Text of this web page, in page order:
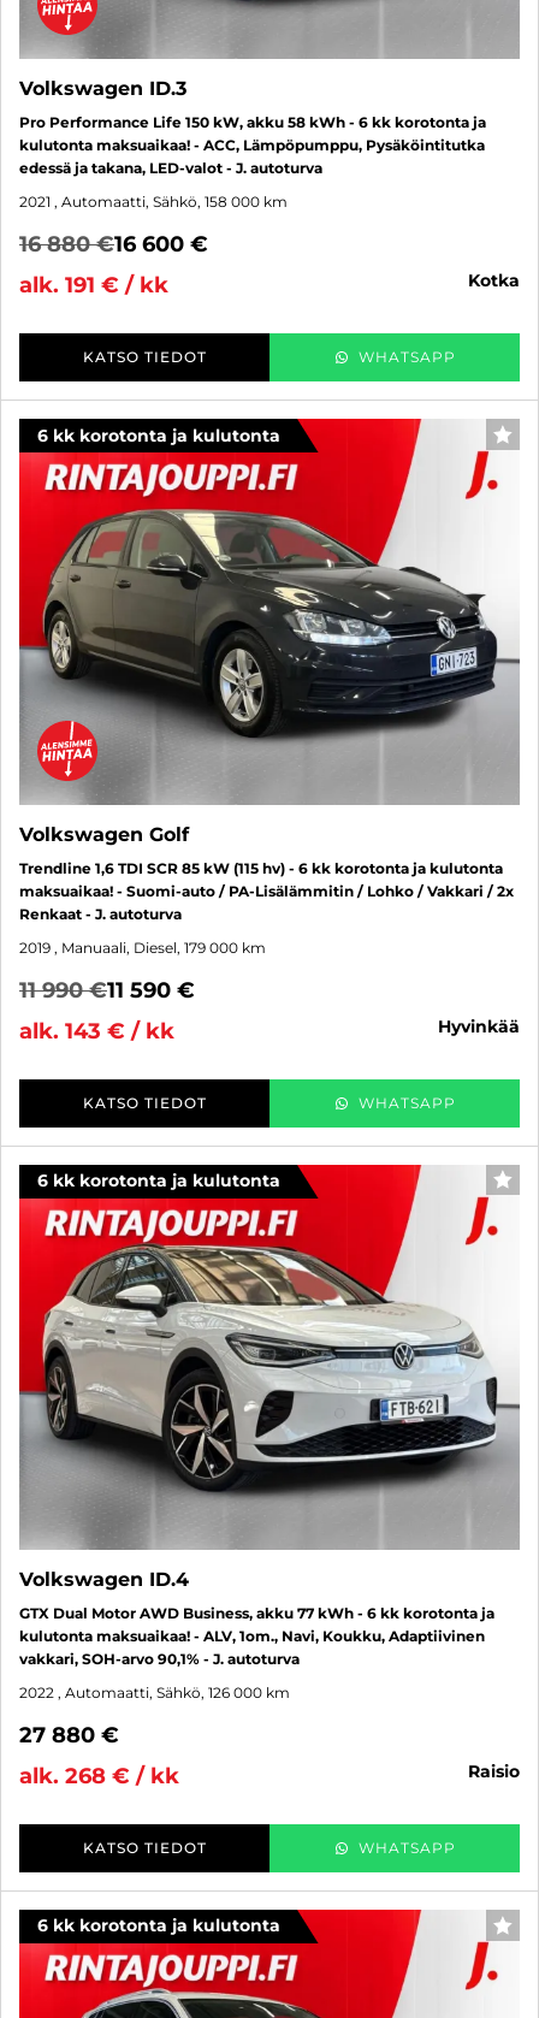
Volkswagen ID.3
Pro Performance Life 150 kW, akku 58 kWh - 6 kk korotonta ja
kulutonta maksuaikaa! - ACC, Lämpöpumppu, Pysäköintitutka
edessä ja takana, LED-valot - J. autoturva
2021 , Automaatti, Sähkö, 158 000 km
16 880 €16 600 €
alk. 191 € / kk
kotka
KATSO TIEDOT WHATSAPP
6 kk korotonta ja kulutonta
Volkswagen Golf
Trendline 1,6 TDI SCR 85 kW (115 hv) - 6 kk korotonta ja kulutonta
maksuaikaa! - Suomi-auto / PA-Lisälämmitin / Lohko / Vakkari / 2x
Renkaat - J. autoturva
2019 , Manuaali, Diesel, 179 000 km
11 990 €11 590 €
alk. 143 € / kk
hyvinkää
KATSO TIEDOT WHATSAPP
6 kk korotonta ja kulutonta
Volkswagen ID.4
GTX Dual Motor AWD Business, akku 77 kWh - 6 kk korotonta ja
kulutonta maksuaikaa! - ALV, 1om., Navi, Koukku, Adaptiivinen
vakkari, SOH-arvo 90,1% - J. autoturva
2022 , Automaatti, Sähkö, 126 000 km
27 880 €
alk. 268 € / kk
raisio
KATSO TIEDOT WHATSAPP
6 kk korotonta ja kulutonta